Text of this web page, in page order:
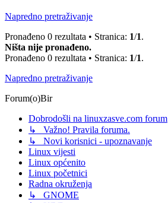
Napredno pretraživanje
Pronađeno 0 rezultata • Stranica: 1/1.
Ništa nije pronađeno.
Pronađeno 0 rezultata • Stranica: 1/1.
Napredno pretraživanje
Forum(o)Bir
Dobrodošli na linuxzasve.com forum
↳ Važno! Pravila foruma.
↳ Novi korisnici - upoznavanje
Linux vijesti
Linux općenito
Linux početnici
Radna okruženja
↳ GNOME